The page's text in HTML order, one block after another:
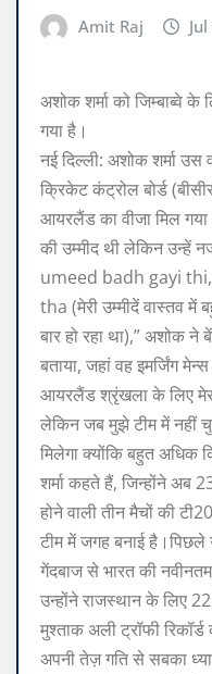
Amit Raj
अशोक शर्मा को जिम्बाब्वे के
गया है।
नई दिल्ली: अशोक शर्मा उस
क्रिकेट कंट्रोल बोर्ड
आयरलैंड का वीजा मिल
की उम्मीद थी लेकिन उन्हें
umeed badh gayi
tha (मेरी उम्मीदें वास्तव
बार हो रहा था),” अशोक
बताया, जहां वह इमर्जिंग
आयरलैंड श्रृंखला के लिए मेरा
लेकिन जब मुझे टीम में नहीं
मिलेगा क्योंकि बहुत अधिक
शर्मा कहते हैं, जिन्होंने अब
होने वाली तीन मैचों की
टीम में जगह बनाई है।पिछले
गेंदबाज से भारत की
उन्होंने राजस्थान के लिए
मुश्ताक अली ट्रॉफी
अपनी तेज़ गति से सबका